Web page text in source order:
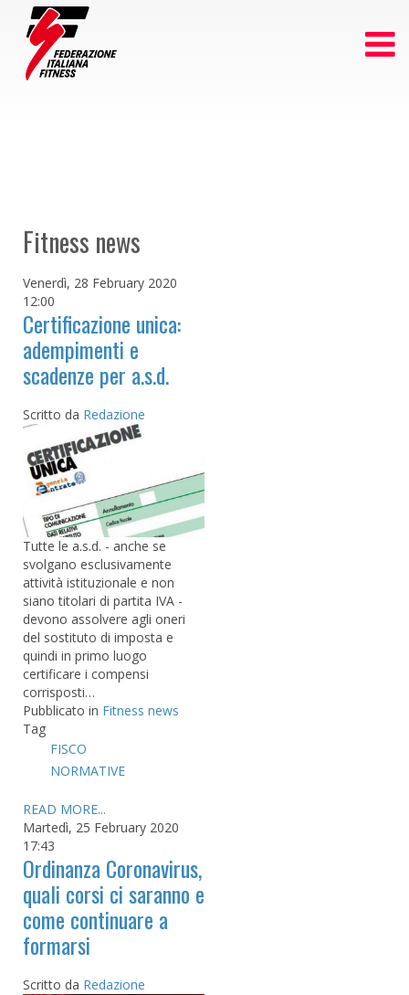
Fitness news
Venerdì, 28 February 2020
12:00
Certificazione unica:
adempimenti e
scadenze per a.s.d.
Scritto da Redazione
Tutte le a.s.d. - anche se
svolgano esclusivamente
attività istituzionale e non
siano titolari di partita IVA -
devono assolvere agli oneri
del sostituto di imposta e
quindi in primo luogo
certificare i compensi
corrisposti…
Pubblicato in Fitness news
Tag
FISCO
NORMATIVE
READ MORE...
Martedì, 25 February 2020
17:43
Ordinanza Coronavirus,
quali corsi ci saranno e
come continuare a
formarsi
Scritto da Redazione